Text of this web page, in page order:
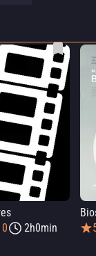
2h0min